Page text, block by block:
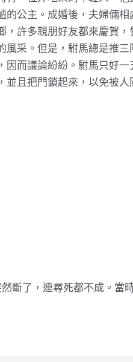
的公主。成婚後，夫婦倆
，許多親朋好友都來慶賀
風采。但是，駙馬總是推
因而議論紛紛。駙馬只好
並且把門鎖起來，以免被人
斷了，連尋死都不成。當